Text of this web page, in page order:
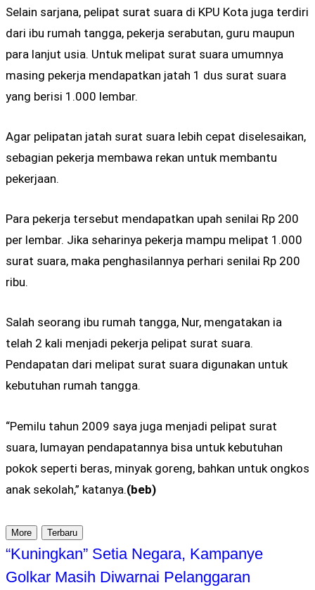
Selain sarjana, pelipat surat suara di KPU Kota juga terdiri
dari ibu rumah tangga, pekerja serabutan, guru maupun
para lanjut usia. Untuk melipat surat suara umumnya
masing pekerja mendapatkan jatah 1 dus surat suara
yang berisi 1.000 lembar.
Agar pelipatan jatah surat suara lebih cepat diselesaikan,
sebagian pekerja membawa rekan untuk membantu
pekerjaan.
Para pekerja tersebut mendapatkan upah senilai Rp 200
per lembar. Jika seharinya pekerja mampu melipat 1.000
surat suara, maka penghasilannya perhari senilai Rp 200
ribu.
Salah seorang ibu rumah tangga, Nur, mengatakan ia
telah 2 kali menjadi pekerja pelipat surat suara.
Pendapatan dari melipat surat suara digunakan untuk
kebutuhan rumah tangga.
“Pemilu tahun 2009 saya juga menjadi pelipat surat
suara, lumayan pendapatannya bisa untuk kebutuhan
pokok seperti beras, minyak goreng, bahkan untuk ongkos
anak sekolah,” katanya.(beb)
More Terbaru
“Kuningkan” Setia Negara, Kampanye
Golkar Masih Diwarnai Pelanggaran